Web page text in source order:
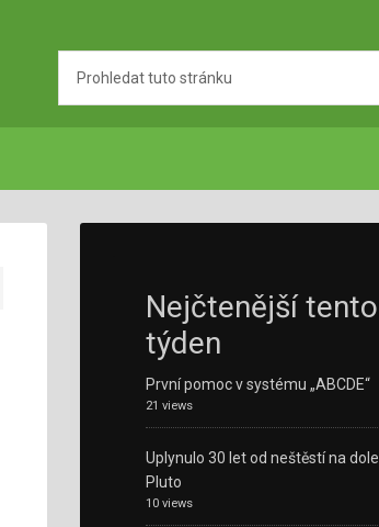
Nejčtenější tento
týden
První pomoc v systému „ABCDE“
21 views
Uplynulo 30 let od neštěstí na dole
Pluto
10 views